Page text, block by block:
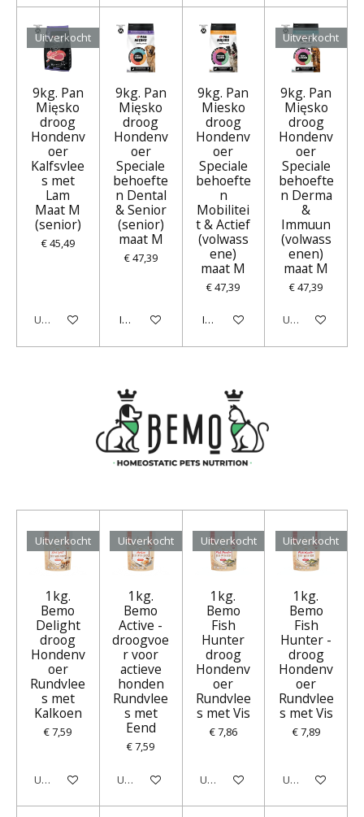
Uitverkocht
9kg. Pan
Mięsko
droog
Hondenv
oer
Kalfsvlee
s met
Lam
Maat M
(senior)
€ 45,49
Uitverkocht
9kg. Pan
Mięsko
droog
Hondenv
oer
Speciale
behoefte
n Dental
& Senior
(senior)
maat M
€ 47,39
In winkelwagen
9kg. Pan
Miesko
droog
Hondenv
oer
Speciale
behoefte
n
Mobilitei
t & Actief
(volwass
ene)
maat M
€ 47,39
In winkelwagen
Uitverkocht
9kg. Pan
Mięsko
droog
Hondenv
oer
Speciale
behoefte
n Derma
&
Immuun
(volwass
enen)
maat M
€ 47,39
Uitverkocht
Uitverkocht
1kg.
Bemo
Delight
droog
Hondenv
oer
Rundvlee
s met
Kalkoen
€ 7,59
Uitverkocht
Uitverkocht
1kg.
Bemo
Active -
droogvoe
r voor
actieve
honden
Rundvlee
s met
Eend
€ 7,59
Uitverkocht
Uitverkocht
1kg.
Bemo
Fish
Hunter
droog
Hondenv
oer
Rundvlee
s met Vis
€ 7,86
Uitverkocht
Uitverkocht
1kg.
Bemo
Fish
Hunter -
droog
Hondenv
oer
Rundvlee
s met Vis
€ 7,89
Uitverkocht